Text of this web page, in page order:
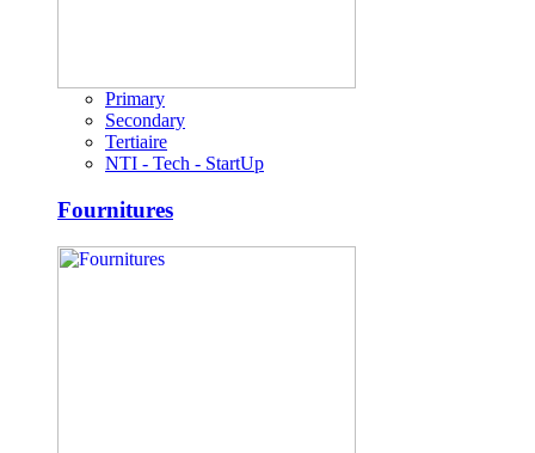
Primary
Secondary
Tertiaire
NTI - Tech - StartUp
Fournitures